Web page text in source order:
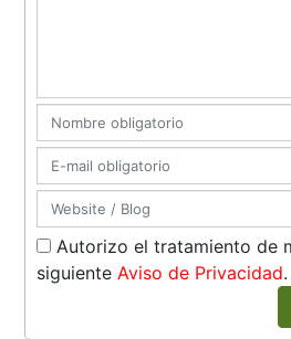
Autorizo el tratamiento de
siguienteAviso de Privacidad.